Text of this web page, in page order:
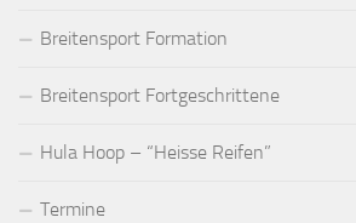
Breitensport Formation
Breitensport Fortgeschrittene
Hula Hoop – “Heisse Reifen”
Termine